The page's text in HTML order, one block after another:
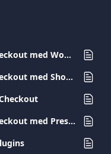
Integration af Viva.com Smart Checkout med WooCommerce plugin
Integrering af Viva.com Smart Checkout med Shopify Plugin
Integrering af Viva.com Smart Checkout med PrestaShop plugin